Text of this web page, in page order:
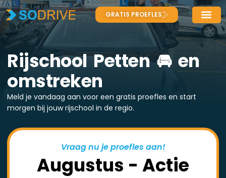
GRATIS PROEFLES
Rijschool Petten 🚘 en
omstreken
Meld je vandaag aan voor een gratis proefles en start
morgen bij jouw rijschool in de regio.
Vraag nu je proefles aan!
Augustus - Actie